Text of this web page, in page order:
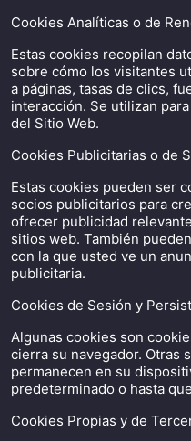
Cookies Analíticas o de
Estas cookies recopilan
sobre cómo los visitantes
a páginas, tasas de clics,
interacción. Se utilizan
del Sitio Web.
Cookies Publicitarias o de
Estas cookies pueden ser
socios publicitarios para
ofrecer publicidad
sitios web. También
con la que usted ve un
publicitaria.
Cookies de Sesión y
Algunas cookies son
cierra su navegador. Otras
permanecen en su
predeterminado o hasta
Cookies Propias y de